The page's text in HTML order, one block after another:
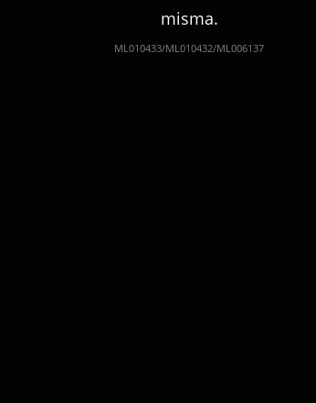
misma.
ML010433/ML010432/ML006137